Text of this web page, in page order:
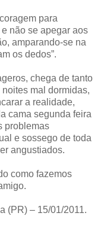
para
não se apegar aos
amparando-se na
os dedos”.
chega de tanto
mal dormidas,
a realidade,
cama segunda feira
problemas
e sossego de toda
angustiados.
como fazemos
(PR) – 15/01/2011.